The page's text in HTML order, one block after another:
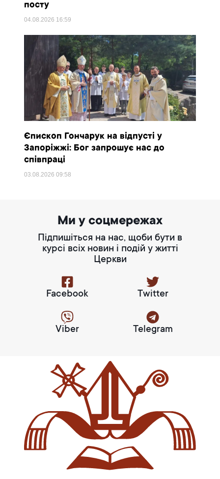
посту
04.08.2026 16:59
Єпископ Гончарук на відпусті у
Запоріжжі: Бог запрошує нас до
співпраці
03.08.202609:58
Ми у соцмережах
Підпишіться на нас, щоби бути в
курсі всіх новин і подій у житті
Церкви
Facebook Twitter
Viber Telegram